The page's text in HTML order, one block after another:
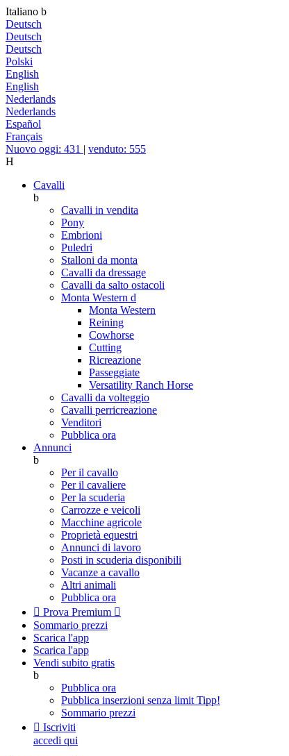
Italiano b
Deutsch
Deutsch
Deutsch
Polski
English
English
Nederlands
Nederlands
Español
Français
Nuovo oggi: 431 | venduto: 555
H
Cavalli
b
Cavalli in vendita
Pony
Embrioni
Puledri
Stalloni da monta
Cavalli da dressage
Cavalli da salto ostacoli
Monta Western d
Monta Western
Reining
Cowhorse
Cutting
Ricreazione
Passeggiate
Versatility Ranch Horse
Cavalli da volteggio
Cavalli perricreazione
Venditori
Pubblica ora
Annunci
b
Per il cavallo
Per il cavaliere
Per la scuderia
Carrozze e veicoli
Macchine agricole
Proprietà equestri
Annunci di lavoro
Posti in scuderia disponibili
Vacanze a cavallo
Altri animali
Pubblica ora
 Prova Premium 
Sommario prezzi
Scarica l'app
Scarica l'app
Vendi subito gratis
b
Pubblica ora
Pubblica inserzioni senza limit Tipp!
Sommario prezzi
 Iscriviti
accedi qui